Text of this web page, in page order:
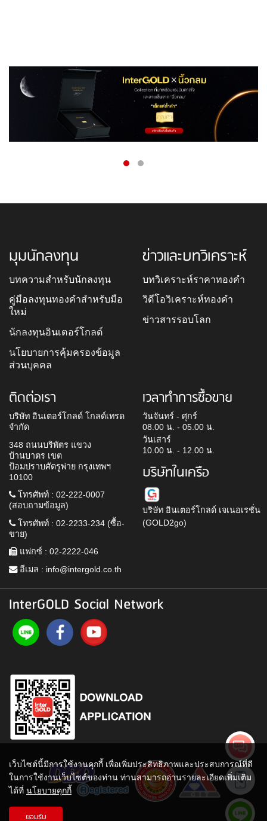
มุมนักลงทุน
บทความสำหรับนักลงทุน
คู่มือลงทุนทองคำสำหรับมือ
ใหม่
นักลงทุนอินเตอร์โกลด์
นโยบายการคุ้มครองข้อมูล
ส่วนบุคคล
ข่าวและบทวิเคราะห์
บทวิเคราะห์ราคาทองคำ
วิดีโอวิเคราะห์ทองคำ
ข่าวสารรอบโลก
ติดต่อเรา
บริษัท อินเตอร์โกลด์ โกลด์เทรด
จำกัด
348 ถนนบริพัตร แขวง
บ้านบาตร เขต
ป้อมปราบศัตรูพ่าย กรุงเทพฯ
10100
โทรศัพท์ : 02-222-0007
(สอบถามข้อมูล)
โทรศัพท์ : 02-2233-234 (ซื้อ-
ขาย)
แฟกซ์ : 02-2222-046
อีเมล : info@intergold.co.th
เวลาทำการซื้อขาย
วันจันทร์ - ศุกร์
08.00 น. - 05.00 น.
วันเสาร์
10.00 น. - 12.00 น.
บริษัทในเครือ
บริษัท อินเตอร์โกลด์ เจเนอเรชั่น
(GOLD2go)
InterGOLD Social Network
เว็บไซต์นี้มีการใช้งานคุกกี้ เพื่อเพิ่มประสิทธิภาพและประสบการณ์ที่ดี
ในการใช้งานเว็บไซต์ของท่าน ท่านสามารถอ่านรายละเอียดเพิ่มเติม
ได้ที่ นโยบายคุกกี้
ยอมรับ